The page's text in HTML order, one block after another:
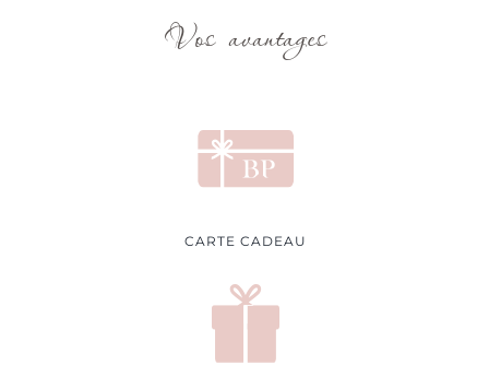
Vos avantages
CARTE CADEAU